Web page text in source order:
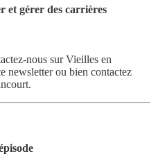
et gérer des carrières
nous sur Vieilles en
newsletter ou bien contactez